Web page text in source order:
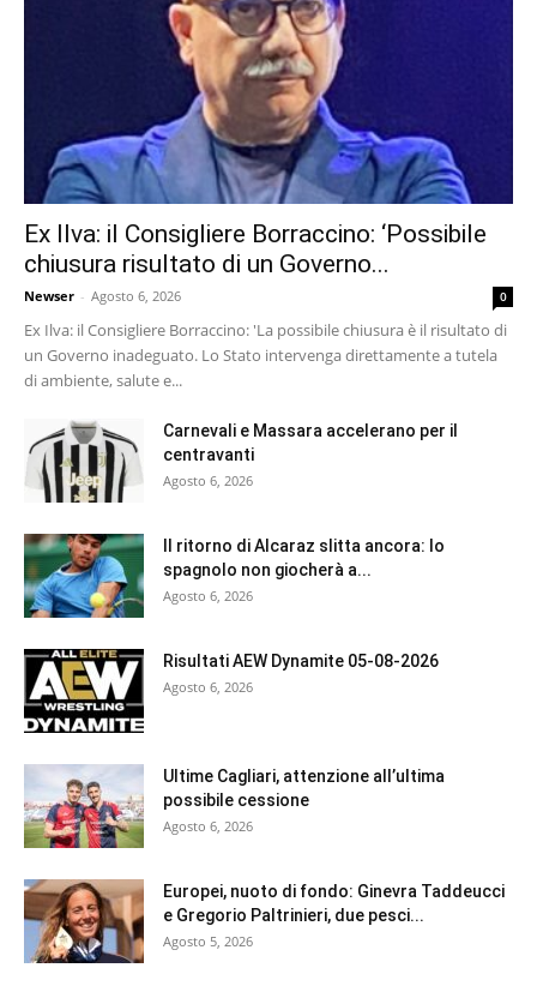
Ex Ilva: il Consigliere Borraccino: ‘Possibile
chiusura risultato di un Governo...
Newser - Agosto 6, 2026 0
Ex Ilva: il Consigliere Borraccino: 'La possibile chiusura è il risultato di
un Governo inadeguato. Lo Stato intervenga direttamente a tutela
di ambiente, salute e...
Carnevali e Massara accelerano per il
centravanti
Agosto 6, 2026
Il ritorno di Alcaraz slitta ancora: lo
spagnolo non giocherà a...
Agosto 6, 2026
Risultati AEW Dynamite 05-08-2026
Agosto 6, 2026
Ultime Cagliari, attenzione all’ultima
possibile cessione
Agosto 6, 2026
Europei, nuoto di fondo: Ginevra Taddeucci
e Gregorio Paltrinieri, due pesci...
Agosto 5, 2026